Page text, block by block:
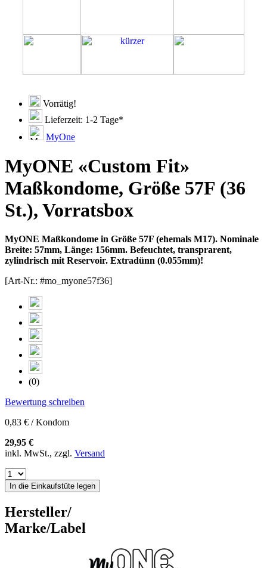
Vorrätig!
Lieferzeit: 1-2 Tage*
MyOne
MyONE «Custom Fit»
Maßkondome, Größe 57F (36
St.), Vorratsbox
MyONE Maßkondome in Größe 57F (ehemals M17). Nominale
Breite: 57mm, Länge: 156mm. Befeuchtet, transprarent,
zylindrisch mit Reservoir. Extradünn (0.055mm)!
[Art-Nr.: #mo_myone57f36]
(0)
Bewertung schreiben
0,83 € / Kondom
29,95 €
inkl. MwSt., zzgl. Versand
In die Einkaufstüte legen
Hersteller/
Marke/Label